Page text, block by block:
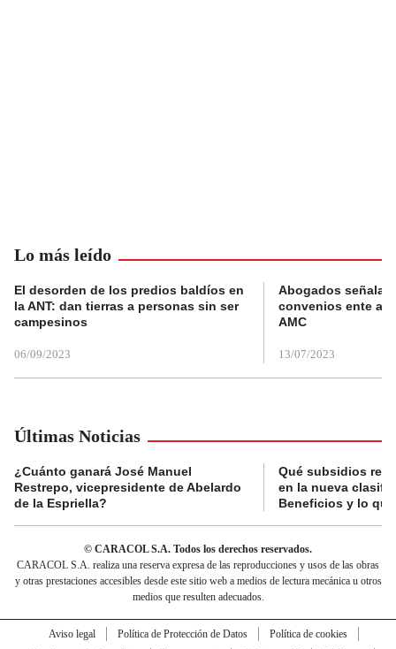
Lo más leído
El desorden de los predios baldíos en
la ANT: dan tierras a personas sin ser
campesinos
06/09/2023
Abogados
convenios ente
AMC
13/07/2023
Últimas Noticias
¿Cuánto ganará José Manuel
Restrepo, vicepresidente de Abelardo
de la Espriella?
Qué subsidios
en la nueva
Beneficios y lo
© CARACOL S.A. Todos los derechos reservados.
CARACOL S.A. realiza una reserva expresa de las reproducciones y usos de las obras
y otras prestaciones accesibles desde este sitio web a medios de lectura mecánica u otros
medios que resulten adecuados.
Aviso legal Política de Protección de Datos
Política de cookies